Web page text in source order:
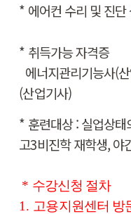
* 에어컨 수리 및 진
* 취득가능 자격증
에너지관리기능사(
(산업기사)
* 훈련대상 : 실업상
고3비진학 재학생, 야
* 수강신청 절차
1. 고용지원센터 방